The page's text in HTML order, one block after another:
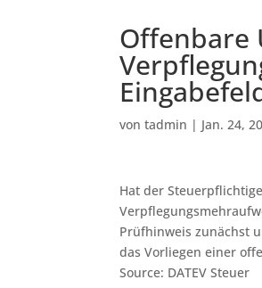
Offenbare
vontadmin | Jan. 24,
Hat der
Prüfhinweis zunächst
das Vorliegen einer
Source: DATEV Steuer